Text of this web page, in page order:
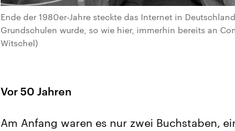
Ende der 1980er-Jahre steckte das Internet in
Grundschulen wurde, so wie hier, immerhin bereits an
Witschel)
Vor 50 Jahren
Am Anfang waren es nur zwei Buchstaben,